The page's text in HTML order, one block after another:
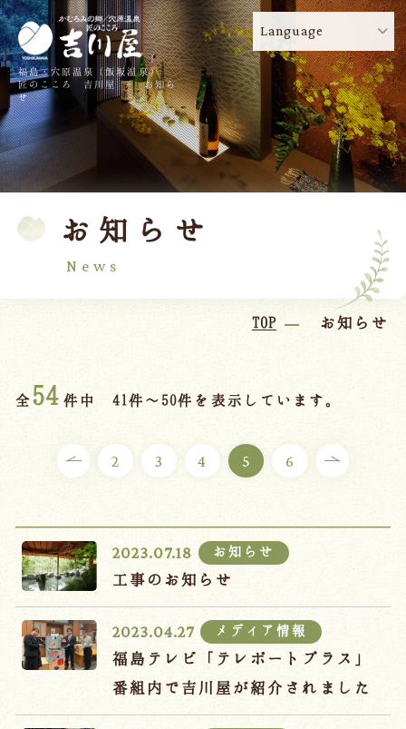
福島・穴原温泉（飯坂温泉）
匠のこころ 吉川屋 - お知ら
せ
Language
お知らせ
News
TOP お知らせ
全54 件中 41件～50件を表示しています。
2 3 4 5 6
2023.07.18 お知らせ
工事のお知らせ
2023.04.27 メディア情報
福島テレビ「テレポートプラス」
番組内で吉川屋が紹介されました
! 吉川屋のコロナウイルス感染症対策について
TOP 吉川屋について
温泉 客室
料理
館内
ご宿泊プラン
お部屋からプランを選ぶ
空室カレンダーから選ぶ
会議・団体 吉川屋で過ごす特別な日
お知らせ よくあるご質問